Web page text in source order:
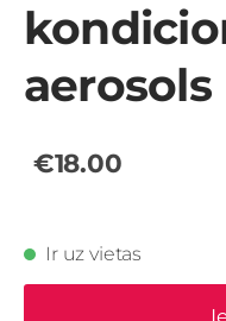
aerosols
€18.00
Ir uz vietas